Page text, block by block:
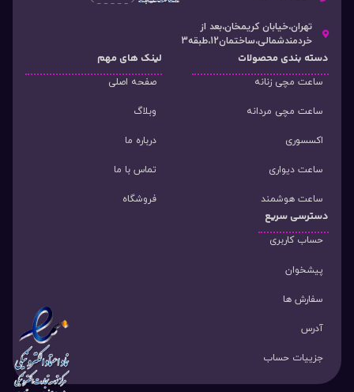
تهران،خیابان کریمخان،بعد از
خردمندشمالی،ساختمان12،طبقه3
دسته‌ بندی محصولات
ساعت مچی زنانه
ساعت مچی مردانه
اکسسوری
ساعت دیواری
ساعت هوشمند
لینک های مهم
صفحه اصلی
وبلاگ
درباره ما
تماس با ما
فروشگاه
دسترسی سریع
حساب کاربری
پیشخوان
سفارش ها
آدرس
جزییات حساب